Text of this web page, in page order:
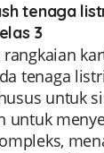
tenaga
3
tenaga
untuk
untuk